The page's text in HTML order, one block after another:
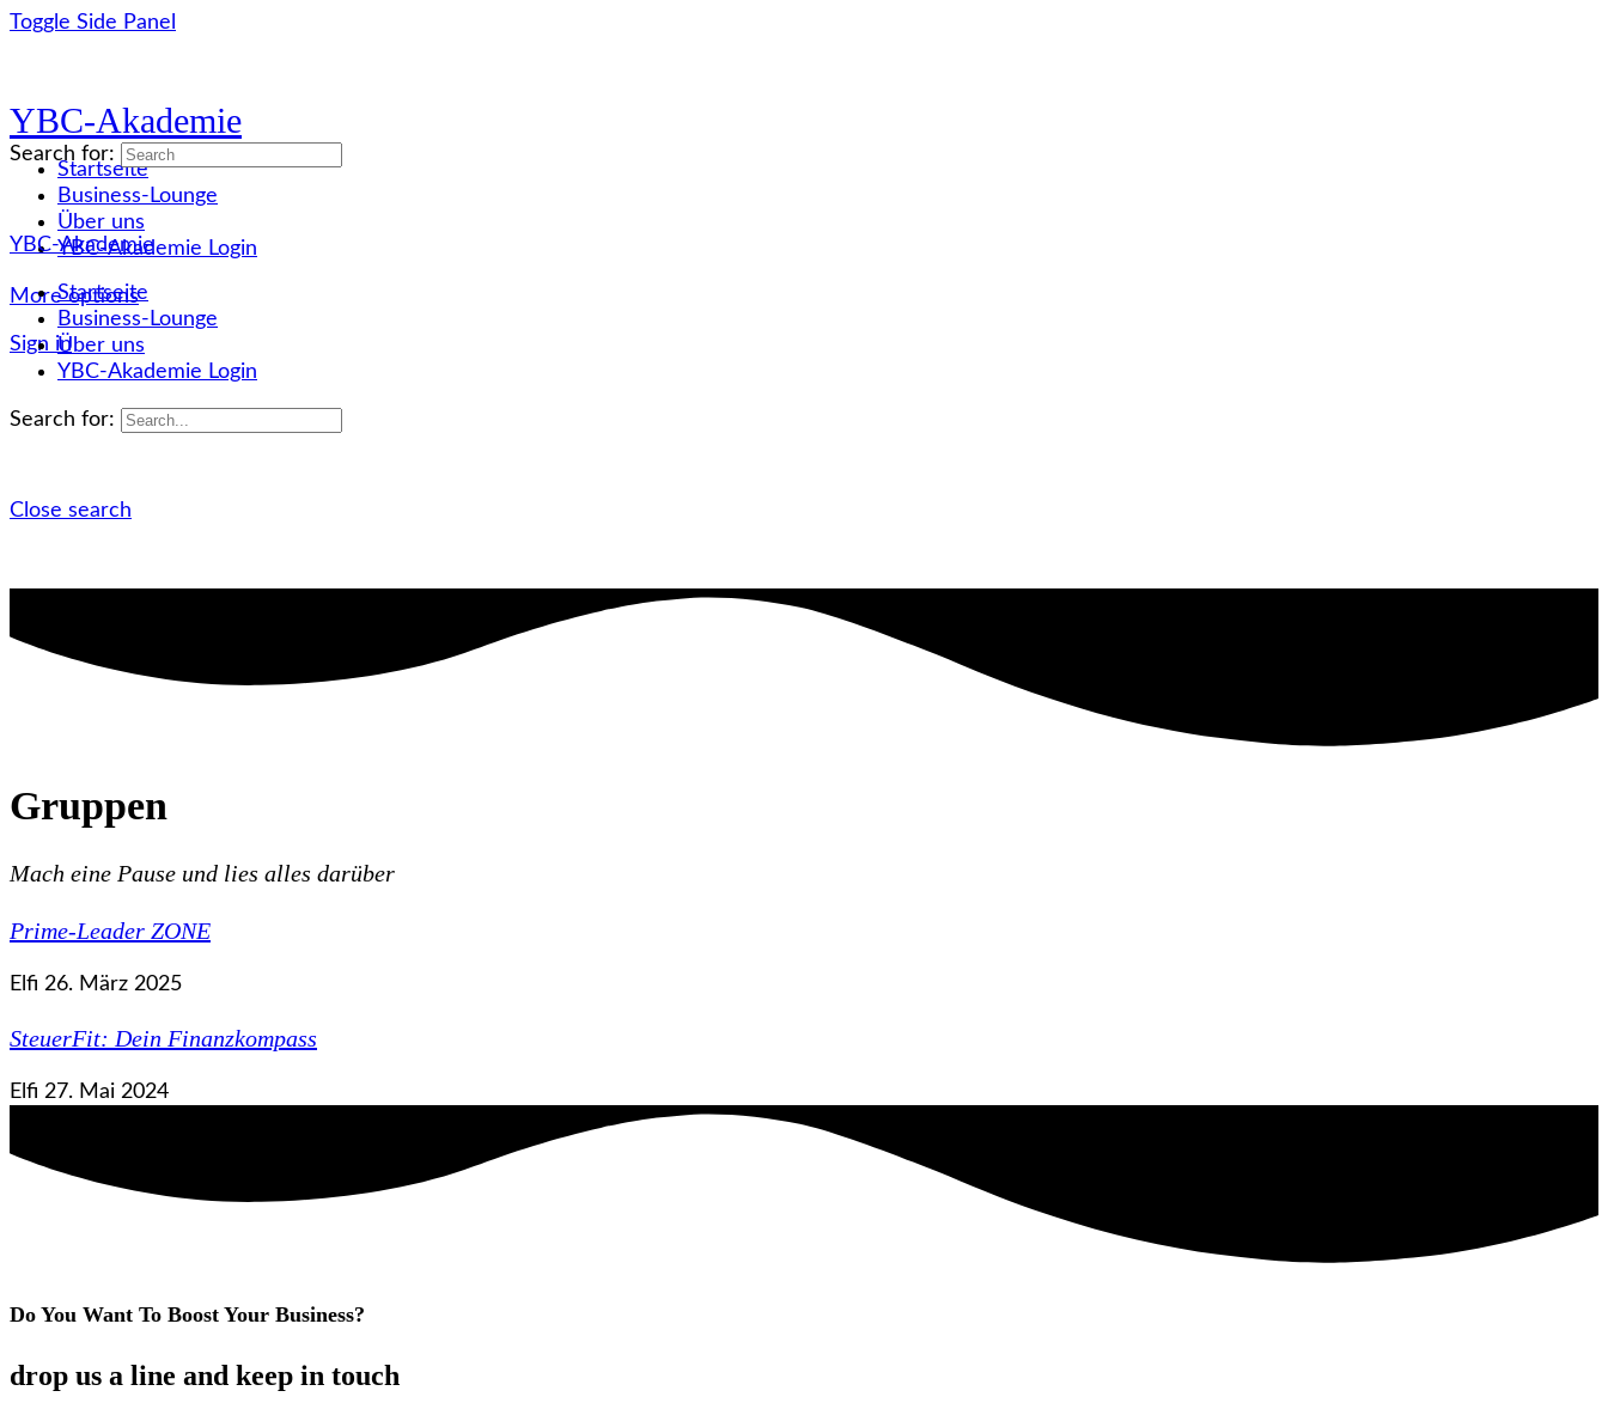
Toggle Side Panel
Startseite
Business-Lounge
Über uns
YBC-Akademie Login
More options
Sign in
YBC-Akademie
Search for:
YBC-Akademie
Startseite
Business-Lounge
Über uns
YBC-Akademie Login
Search for:
Close search
Gruppen
Mach eine Pause und lies alles darüber
Prime-Leader ZONE
Elfi 26. März 2025
SteuerFit: Dein Finanzkompass
Elfi 27. Mai 2024
Do You Want To Boost Your Business?
drop us a line and keep in touch